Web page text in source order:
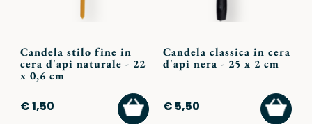
Candela stilo fine in
cera d'api naturale - 22
x 0,6 cm
€ 1,50
AGGIUNGI
AL
Candela classica in cera
d'api nera - 25 x 2 cm
€ 5,50
AL